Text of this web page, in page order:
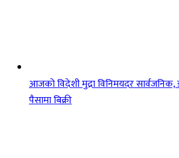
आजको विदेशी मुद्रा विनिमयदर
पैसामा बिक्री